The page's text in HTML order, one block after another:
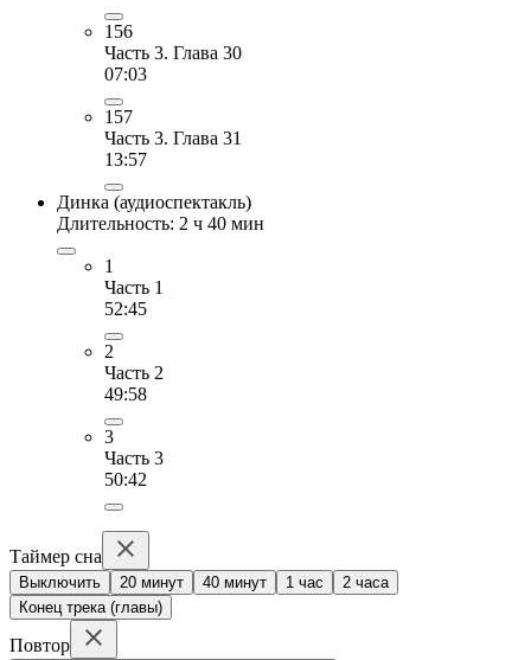
156
Часть 3. Глава 30
07:03
157
Часть 3. Глава 31
13:57
Динка (аудиоспектакль)
Длительность: 2 ч 40 мин
1
Часть 1
52:45
2
Часть 2
49:58
3
Часть 3
50:42
Таймер сна
Выключить 20 минут 40 минут 1 час
2 часа
Конец трека (главы)
Повтор